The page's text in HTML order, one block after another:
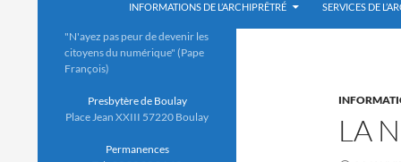
INFORMATIONS DE L’ARCHIPRÊTRÉ SERVICES DE
LA
"N'ayez pas peur de devenir les
citoyens du numérique" (Pape
François)
Presbytère de Boulay
Place Jean XXIII 57220 Boulay
Permanences